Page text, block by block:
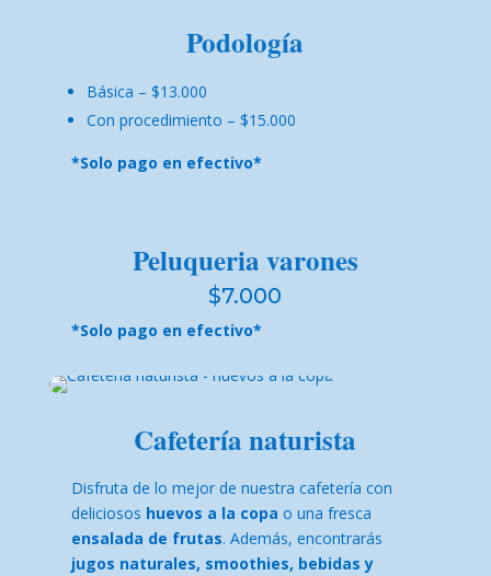
Podología
Básica – $13.000
Con procedimiento – $15.000
*Solo pago en efectivo*
Peluqueria varones
$7.000
*Solo pago en efectivo*
Cafetería naturista
Disfruta de lo mejor de nuestra cafetería con
deliciosos huevos a la copa o una fresca
ensalada de frutas. Además, encontrarás
jugos naturales, smoothies, bebidas y